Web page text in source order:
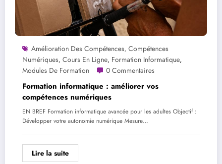
Amélioration Des Compétences, Compétences
Numériques, Cours En Ligne, Formation Informatique,
Modules De Formation 0 Commentaires
Formation informatique : améliorer vos
compétences numériques
EN BREF Formation informatique avancée pour les adultes Objectif :
Développer votre autonomie numérique Mesure…
Lire la suite